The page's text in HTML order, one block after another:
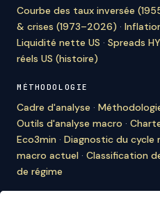
Courbe des taux inversée
& crises (1973–2026) ·
Liquidité nette US · Spreads
réels US (histoire)
MÉTHODOLOGIE
Cadre d'analyse ·
Outils d'analyse macro ·
Eco3min · Diagnostic du cycle
macro actuel · Classification
de régime